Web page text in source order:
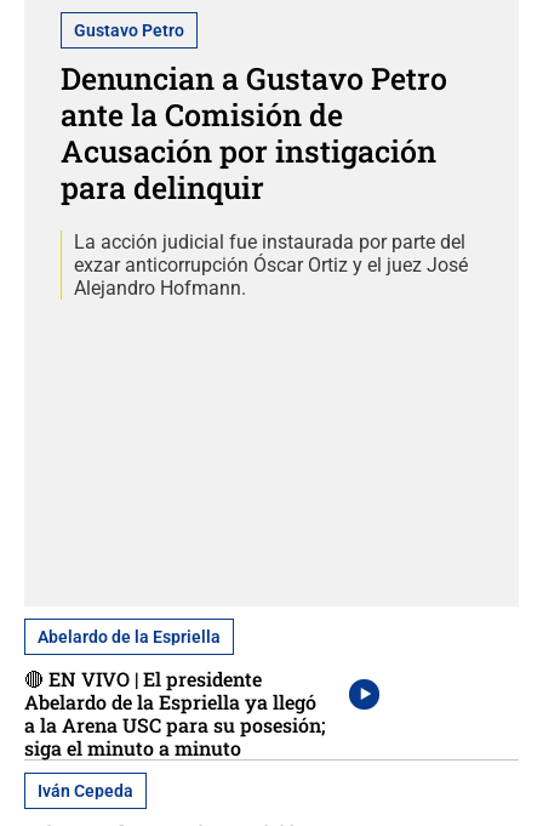
Gustavo Petro
Denuncian a Gustavo Petro
ante la Comisión de
Acusación por instigación
para delinquir
La acción judicial fue instaurada por parte del
exzar anticorrupción Óscar Ortiz y el juez José
Alejandro Hofmann.
Abelardo de la Espriella
🔴 EN VIVO | El presidente
Abelardo de la Espriella ya llegó
a la Arena USC para su posesión;
siga el minuto a minuto
Iván Cepeda